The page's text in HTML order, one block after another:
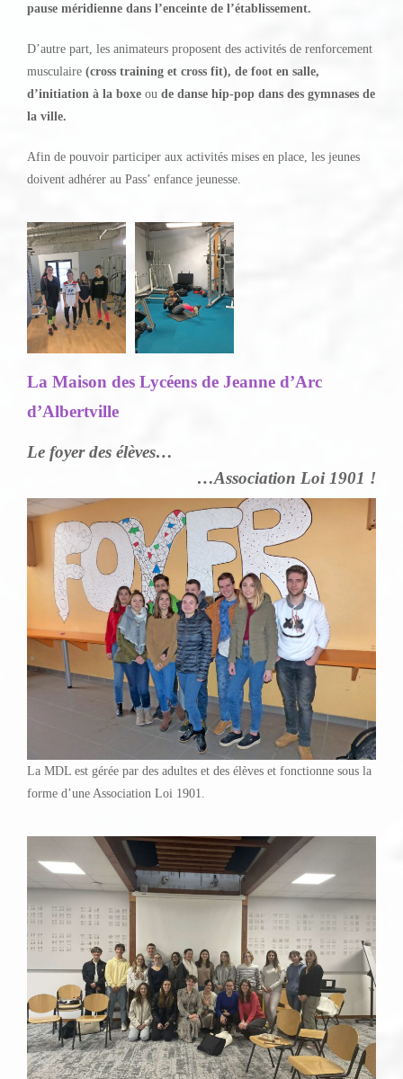
pause méridienne dans l’enceinte de l’établissement.
D’autre part, les animateurs proposent des activités de renforcement
musculaire (cross training et cross fit), de foot en salle,
d’initiation à la boxe ou de danse hip-pop dans des gymnases de
la ville.
Afin de pouvoir participer aux activités mises en place, les jeunes
doivent adhérer au Pass’ enfance jeunesse.
La Maison des Lycéens de Jeanne d’Arc
d’Albertville
Le foyer des élèves…
…Association Loi 1901 !
La MDL est gérée par des adultes et des élèves et fonctionne sous la
forme d’une Association Loi 1901.